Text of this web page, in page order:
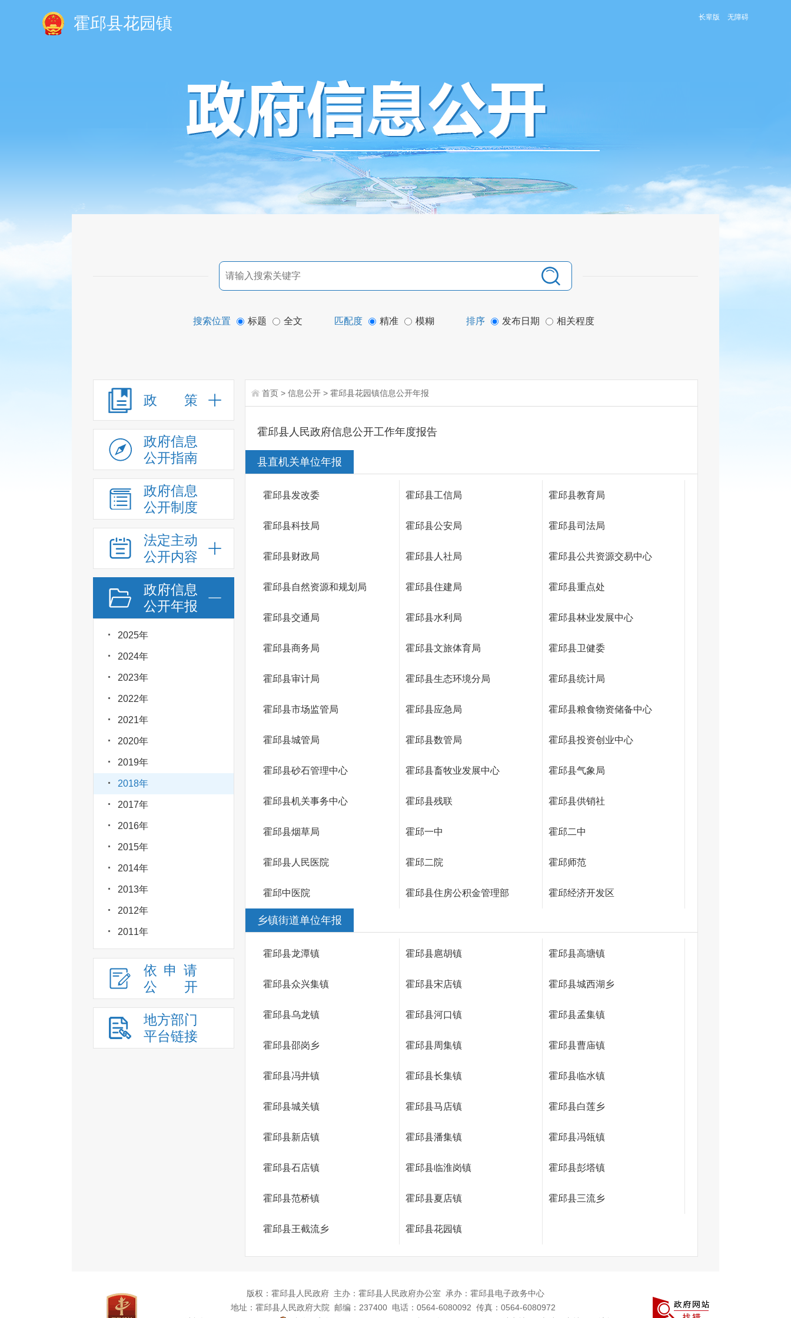
霍邱县花园镇 长辈版 无障碍
搜索位置 标题 全文 匹配度 精准 模糊 排序 发布日期 相关程度
政 策
政府信息
公开指南
政府信息
公开制度
法定主动
公开内容
政府信息
公开年报
2025年
2024年
2023年
2022年
2021年
2020年
2019年
2018年
2017年
2016年
2015年
2014年
2013年
2012年
2011年
依申请
公
开
地方部门
平台链接
首页 > 信息公开 > 霍邱县花园镇信息公开年报
霍邱县人民政府信息公开工作年度报告
县直机关单位年报
霍邱县发改委 霍邱县工信局 霍邱县教育局
霍邱县科技局 霍邱县公安局 霍邱县司法局
霍邱县财政局 霍邱县人社局 霍邱县公共资源交易中心
霍邱县自然资源和规划局 霍邱县住建局 霍邱县重点处
霍邱县交通局 霍邱县水利局 霍邱县林业发展中心
霍邱县商务局 霍邱县文旅体育局 霍邱县卫健委
霍邱县审计局 霍邱县生态环境分局 霍邱县统计局
霍邱县市场监管局 霍邱县应急局 霍邱县粮食物资储备中心
霍邱县城管局 霍邱县数管局 霍邱县投资创业中心
霍邱县砂石管理中心 霍邱县畜牧业发展中心 霍邱县气象局
霍邱县机关事务中心 霍邱县残联 霍邱县供销社
霍邱县烟草局 霍邱一中 霍邱二中
霍邱县人民医院 霍邱二院 霍邱师范
霍邱中医院 霍邱县住房公积金管理部 霍邱经济开发区
乡镇街道单位年报
霍邱县龙潭镇 霍邱县扈胡镇 霍邱县高塘镇
霍邱县众兴集镇 霍邱县宋店镇 霍邱县城西湖乡
霍邱县乌龙镇 霍邱县河口镇 霍邱县孟集镇
霍邱县邵岗乡 霍邱县周集镇 霍邱县曹庙镇
霍邱县冯井镇 霍邱县长集镇 霍邱县临水镇
霍邱县城关镇 霍邱县马店镇 霍邱县白莲乡
霍邱县新店镇 霍邱县潘集镇 霍邱县冯瓴镇
霍邱县石店镇 霍邱县临淮岗镇 霍邱县彭塔镇
霍邱县范桥镇 霍邱县夏店镇 霍邱县三流乡
霍邱县王截流乡 霍邱县花园镇
版权：霍邱县人民政府 主办：霍邱县人民政府办公室
承办：霍邱县电子政务中心
地址：霍邱县人民政府大院
邮编：237400 电话：0564-6080092 传真：0564-6080972